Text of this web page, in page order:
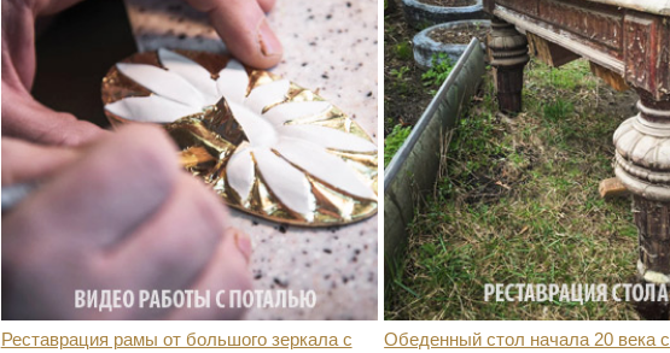
Реставрация рамы от большого зеркала с
Обеденный стол начала 20 века с